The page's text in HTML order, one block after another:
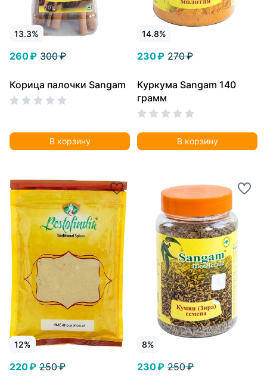
13.3%
260 ₽ 300 ₽
Корица палочки Sangam
В корзину
14.8%
230 ₽ 270 ₽
Куркума Sangam 140
грамм
В корзину
12%
220 ₽ 250 ₽
8%
230 ₽ 250 ₽